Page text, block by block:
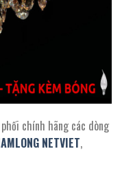
chính hãng các dòng
NETVIET,